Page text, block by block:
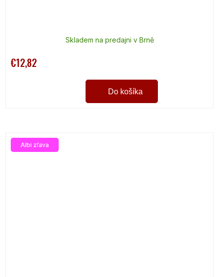
Skladem na predajni v Brně
€12,82
Do košíka
Albi zľava